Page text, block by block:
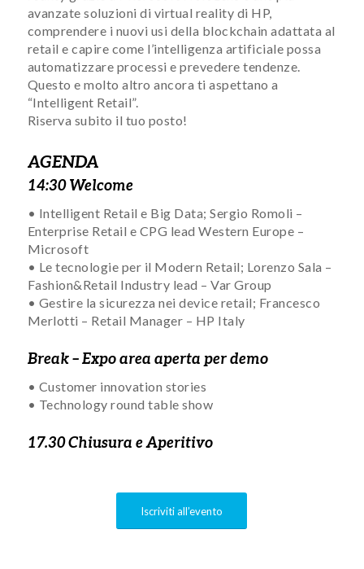
avanzate soluzioni di virtual reality di HP,
comprendere i nuovi usi della blockchain adattata al
retail e capire come l’intelligenza artificiale possa
automatizzare processi e prevedere tendenze.
Questo e molto altro ancora ti aspettano a
“Intelligent Retail”.
Riserva subito il tuo posto!
AGENDA
14:30 Welcome
• Intelligent Retail e Big Data; Sergio Romoli –
Enterprise Retail e CPG lead Western Europe –
Microsoft
• Le tecnologie per il Modern Retail; Lorenzo Sala –
Fashion&Retail Industry lead – Var Group
• Gestire la sicurezza nei device retail; Francesco
Merlotti – Retail Manager – HP Italy
Break – Expo area aperta per demo
• Customer innovation stories
• Technology round table show
17.30 Chiusura e Aperitivo
Iscriviti all’evento